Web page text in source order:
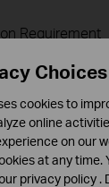
Requirement
Unstable
129875 views
Choices
cookies to
online
on our
at any time.
privacy policy .